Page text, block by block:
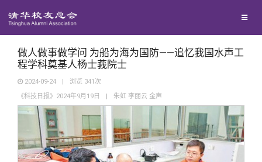
西南联大校友会
义工计划
新媒体平台
青春风采
校友文苑
校友讲坛
校友视界
做人做事做学问 为船为海为国防——追忆我国水声工
程学科奠基人杨士莪院士
2024-09-24 | 浏览 341 次
《科技日报》2024年9月19日
| 朱虹 李丽云 金声